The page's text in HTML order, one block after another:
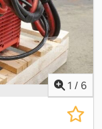
1 / 6